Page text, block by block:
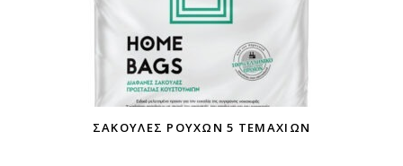
ΣΑΚΟΎΛΕΣ ΡΟΎΧΩΝ 5 ΤΕΜΑΧΊΩΝ